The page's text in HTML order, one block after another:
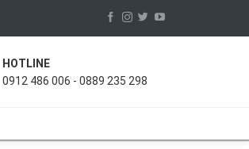
HOTLINE
0912 486 006 - 0889 235 298